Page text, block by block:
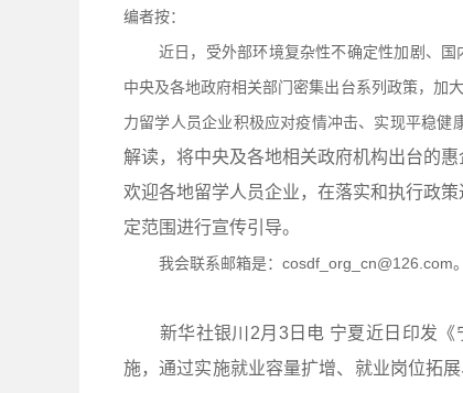
编者按：
近日，受外部环境复杂性不确定性加剧、
中央及各地政府相关部门密集出台系列政策，加
力留学人员企业积极应对疫情冲击、实现平稳健
解读，将中央及各地相关政府机构出台的
欢迎各地留学人员企业，在落实和执行政
定范围进行宣传引导。
我会联系邮箱是：cosdf_org_cn@126.com。
新华社银川2月3日电 宁夏近日印发《宁
施，通过实施就业容量扩增、就业岗位拓